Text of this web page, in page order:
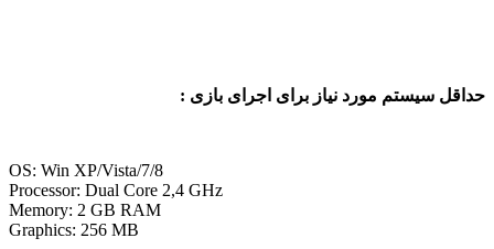
حداقل سیستم مورد نیاز برای اجرای بازی :
OS: Win XP/Vista/7/8
Processor: Dual Core 2,4 GHz
Memory: 2 GB RAM
Graphics: 256 MB